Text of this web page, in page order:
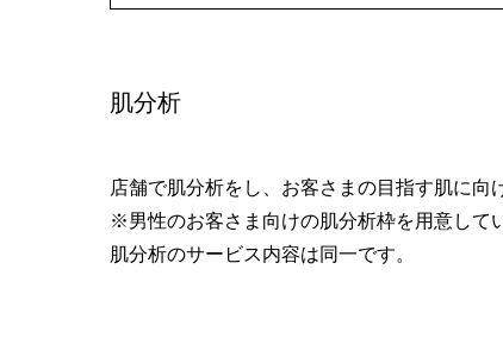
肌分析
店舗で肌分析をし、お客さまの目指す肌に向
※男性のお客さま向けの肌分析枠を用意して
肌分析のサービス内容は同一です。